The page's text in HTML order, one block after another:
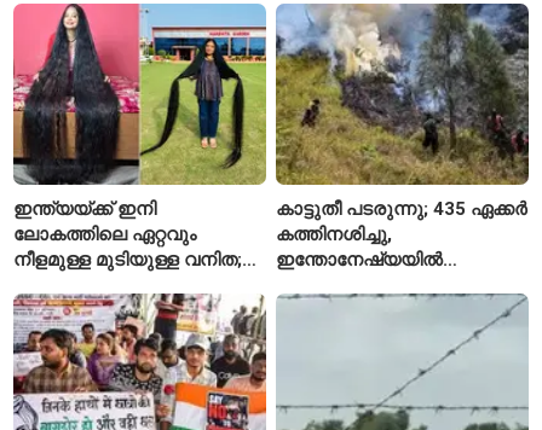
കൗമാരക്കാരൻ
ഇന്ത്യയ്ക്ക് ഇനി
ലോകത്തിലെ ഏറ്റവും
നീളമുള്ള മുടിയുള്ള വനിത;
കാട്ടുതീ പടരുന്നു; 435 ഏക്കർ
കത്തിനശിച്ചു,
ഇന്തോനേഷ്യയിൽ